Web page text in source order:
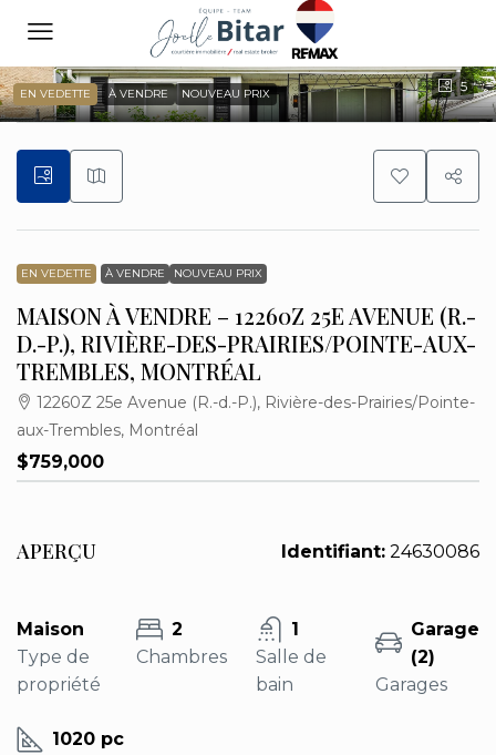
5
EN VEDETTE À VENDRE NOUVEAU PRIX
EN VEDETTE À VENDRE NOUVEAU PRIX
MAISON À VENDRE – 12260Z 25E AVENUE (R.-
D.-P.), RIVIÈRE-DES-PRAIRIES/POINTE-AUX-
TREMBLES, MONTRÉAL
12260Z 25e Avenue (R.-d.-P.), Rivière-des-Prairies/Pointe-
aux-Trembles, Montréal
$759,000
APERÇU Identifiant: 24630086
Maison
Type de
propriété
2
Chambres
1
Salle de
bain
Garage
(2)
Garages
1020 pc